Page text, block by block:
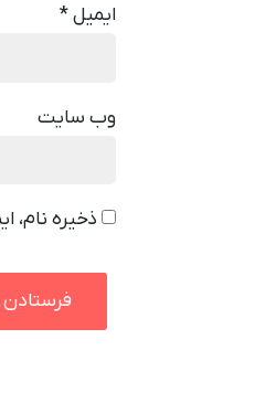
ایمیل*
وب‌ سایت
ذخیره نام،